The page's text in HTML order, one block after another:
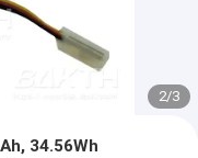
2/3
34.56Wh